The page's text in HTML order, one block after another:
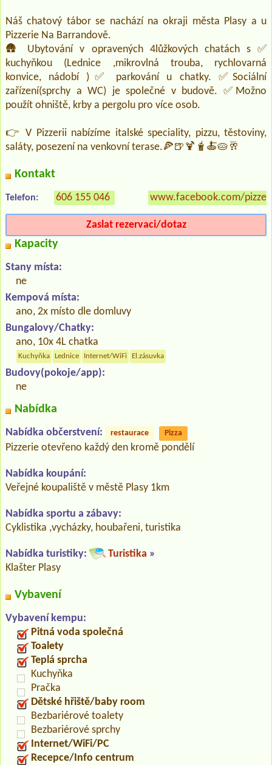
Náš chatový tábor se nachází na okraji města Plasy a u
Pizzerie Na Barrandově.
🛖 Ubytování v opravených 4lůžkových chatách s ✅
kuchyňkou (Lednice ,mikrovlná trouba, rychlovarná
konvice, nádobí )✅ parkování u chatky. ✅Sociální
zařízení(sprchy a WC) je společné v budově. ✅Možno
použít ohniště, krby a pergolu pro více osob.
👉 V Pizzerii nabízíme italské speciality, pizzu, těstoviny,
saláty, posezení na venkovní terase.🍕🍺🍹🧋🍝🥧🥂
Kontakt
Telefon: 606 155 046 www.facebook.com/
Zaslat rezervaci/dotaz
Kapacity
Stany místa:
ne
Kempová místa:
ano, 2x místo dle domluvy
Bungalovy/Chatky:
ano, 10x 4L chatka
Kuchyňka Lednice Internet/WiFi El.zásuvka
Budovy(pokoje/app):
ne
Nabídka
Nabídka občerstvení: restaurace Pizza
Pizzerie otevřeno každý den kromě pondělí
Nabídka koupání:
Veřejné koupaliště v městě Plasy 1km
Nabídka sportu a zábavy:
Cyklistika ,vycházky, houbařeni, turistika
Nabídka turistiky: Turistika »
Klašter Plasy
Vybavení
Vybavení kempu:
Pitná voda společná
Toalety
Teplá sprcha
Kuchyňka
Pračka
Dětské hřiště/baby room
Bezbariérové toalety
Bezbariérové sprchy
Internet/WiFi/PC
Recepce/Info centrum